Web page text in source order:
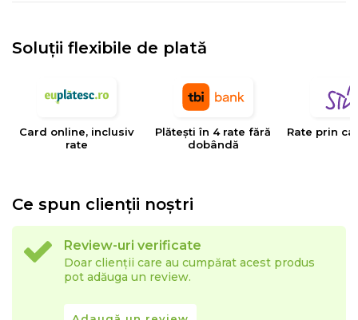
Soluții flexibile de plată
Card online, inclusiv
rate
Plătești în 4 rate fără
dobândă
Rate prin
Ce spun clienții noștri
Review-uri verificate
Doar clienții care au cumpărat acest produs
pot adăuga un review.